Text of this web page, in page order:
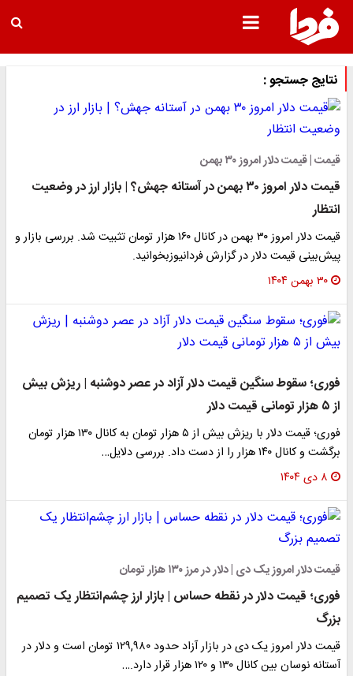
نتایج جستجو :
قیمت | قیمت دلار امروز ۳۰ بهمن
قیمت دلار امروز ۳۰ بهمن در آستانه جهش؟ | بازار ارز در وضعیت
انتظار
قیمت دلار امروز ۳۰ بهمن در کانال ۱۶۰ هزار تومان تثبیت شد. بررسی بازار و
پیش‌بینی قیمت دلار در گزارش فردانیوزبخوانید.
۳۰ بهمن ۱۴۰۴
فوری؛ سقوط سنگین قیمت دلار آزاد در عصر دوشنبه | ریزش بیش
از ۵ هزار تومانی قیمت دلار
فوری؛ قیمت دلار با ریزش بیش از ۵ هزار تومان به کانال ۱۳۰ هزار تومان
برگشت و کانال ۱۴۰ هزار را از دست داد. بررسی دلایل…
۸ دی ۱۴۰۴
قیمت دلار امروز یک دی | دلار در مرز ۱۳۰ هزار تومان
فوری؛ قیمت دلار در نقطه حساس | بازار ارز چشم‌انتظار یک تصمیم
بزرگ
قیمت دلار امروز یک دی در بازار آزاد حدود ۱۲۹,۹۸۰ تومان است و دلار در
آستانه نوسان بین کانال ۱۳۰ و ۱۲۰ هزار قرار دارد.…